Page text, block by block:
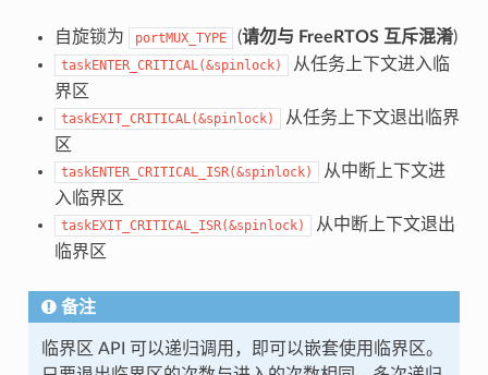
自旋锁为 portMUX_TYPE (请勿与 FreeRTOS 互斥混淆)
taskENTER_CRITICAL(&spinlock)
从任务上下文进入临
界区
taskEXIT_CRITICAL(&spinlock)
从任务上下文退出临界
区
taskENTER_CRITICAL_ISR(&spinlock)
从中断上下文进
入临界区
taskEXIT_CRITICAL_ISR(&spinlock)
从中断上下文退出
临界区
备注
临界区 API 可以递归调用，即可以嵌套使用临界区。